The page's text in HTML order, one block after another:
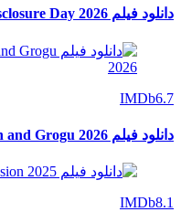
دانلود فیلم Disclosure Day 2026
IMDb6.7
دانلود فیلم Star Wars: The Mandalorian and Grogu 2026
IMDb8.1